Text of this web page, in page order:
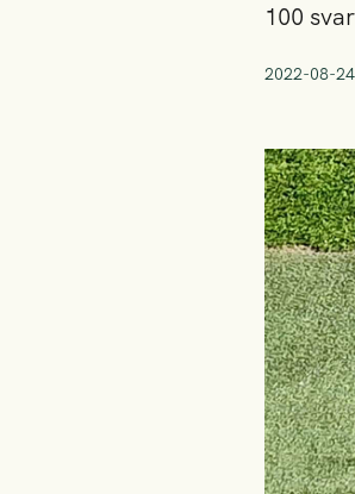
100
2022-08-